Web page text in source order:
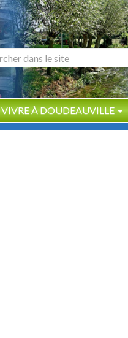
VIVRE À DOUDEAUVILLE